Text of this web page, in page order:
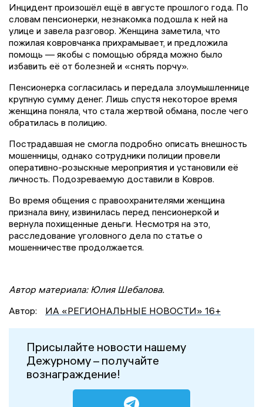
Инцидент произошёл ещё в августе прошлого года. По
словам пенсионерки, незнакомка подошла к ней на
улице и завела разговор. Женщина заметила, что
пожилая ковровчанка прихрамывает, и предложила
помощь — якобы с помощью обряда можно было
избавить её от болезней и «снять порчу».
Пенсионерка согласилась и передала злоумышленнице
крупную сумму денег. Лишь спустя некоторое время
женщина поняла, что стала жертвой обмана, после чего
обратилась в полицию.
Пострадавшая не смогла подробно описать внешность
мошенницы, однако сотрудники полиции провели
оперативно-розыскные мероприятия и установили её
личность. Подозреваемую доставили в Ковров.
Во время общения с правоохранителями женщина
признала вину, извинилась перед пенсионеркой и
вернула похищенные деньги. Несмотря на это,
расследование уголовного дела по статье о
мошенничестве продолжается.
Автор материала: Юлия Шебалова.
Автор:
ИА «РЕГИОНАЛЬНЫЕ НОВОСТИ» 16+
Присылайте новости нашему
Дежурному – получайте
вознаграждение!